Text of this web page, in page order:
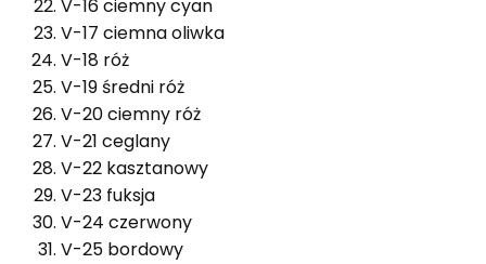
V-16 ciemny cyan
V-17 ciemna oliwka
V-18 róż
V-19 średni róż
V-20 ciemny róż
V-21 ceglany
V-22 kasztanowy
V-23 fuksja
V-24 czerwony
V-25 bordowy